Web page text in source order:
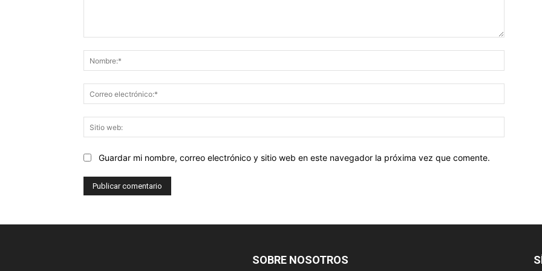
web:
Guardar mi nombre, correo electrónico y sitio web en este navegador la próxima vez que comente.
SOBRE NOSOTROS